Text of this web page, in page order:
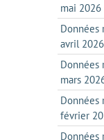
mai 2026
Données
avril 2026
Données
mars
Données
février
Données